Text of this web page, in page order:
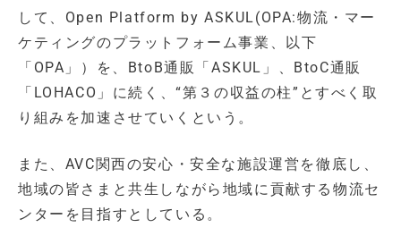
して、Open Platform by ASKUL(OPA:物流・マー
ケティングのプラットフォーム事業、以下
「OPA」）を、BtoB通販「ASKUL」、BtoC通販
「LOHACO」に続く、“第３の収益の柱”とすべく取
り組みを加速させていくという。
また、AVC関西の安心・安全な施設運営を徹底し、
地域の皆さまと共生しながら地域に貢献する物流セ
ンターを目指すとしている。